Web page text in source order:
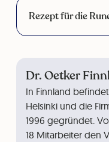
Rezept für die
Dr. Oetker
In Finnland
Helsinki und die
1996 gegründet.
18 Mitarbeiter den